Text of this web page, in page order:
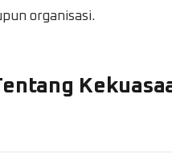
organisasi.